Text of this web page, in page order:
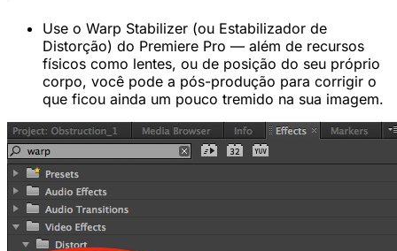
Use o Warp Stabilizer (ou Estabilizador de
Distorção) do Premiere Pro — além de recursos
físicos como lentes, ou de posição do seu próprio
corpo, você pode a pós-produção para corrigir o
que ficou ainda um pouco tremido na sua imagem.